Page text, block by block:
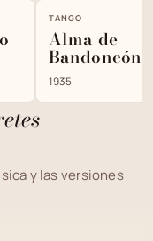
TANGO
Alma de
Bandoneón
1935
y las versiones